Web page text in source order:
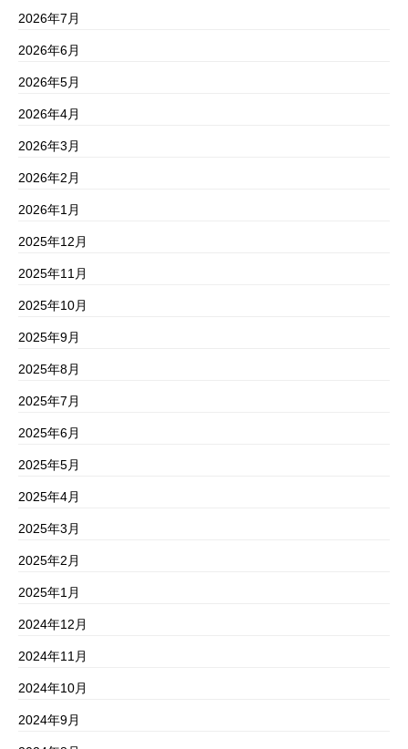
2026年7月
2026年6月
2026年5月
2026年4月
2026年3月
2026年2月
2026年1月
2025年12月
2025年11月
2025年10月
2025年9月
2025年8月
2025年7月
2025年6月
2025年5月
2025年4月
2025年3月
2025年2月
2025年1月
2024年12月
2024年11月
2024年10月
2024年9月